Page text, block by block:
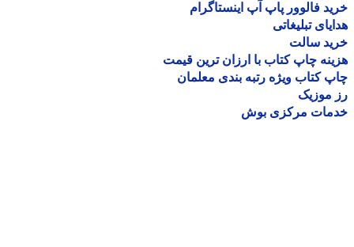
فالوور پاپ آپ اینستاگرام
تبلیغاتی
سالت
چاپ کتاب با ارزان ترین قیمت
کتاب ویژه رتبه بندی معلمان
موزیک
مرکزی بوش